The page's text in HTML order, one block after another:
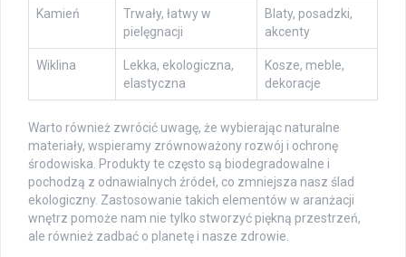
Kamień
Trwały, łatwy w
pielęgnacji
Blaty, posadzki,
akcenty
Wiklina
Lekka, ekologiczna,
elastyczna
Kosze, meble,
dekoracje
Warto również zwrócić uwagę, że wybierając naturalne
materiały, wspieramy zrównoważony rozwój i ochronę
środowiska. Produkty te często są biodegradowalne i
pochodzą z odnawialnych źródeł, co zmniejsza nasz ślad
ekologiczny. Zastosowanie takich elementów w aranżacji
wnętrz pomoże nam nie tylko stworzyć piękną przestrzeń,
ale również zadbać o planetę i nasze zdrowie.